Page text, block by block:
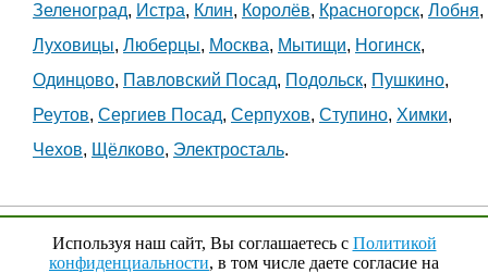
Зеленоград, Истра, Клин, Королёв, Красногорск, Лобня,
Луховицы, Люберцы, Москва, Мытищи, Ногинск,
Одинцово, Павловский Посад, Подольск, Пушкино,
Реутов, Сергиев Посад, Серпухов, Ступино, Химки,
Чехов, Щёлково, Электросталь.
Используя наш сайт, Вы соглашаетесь с Политикой
конфиденциальности, в том числе даете согласие на